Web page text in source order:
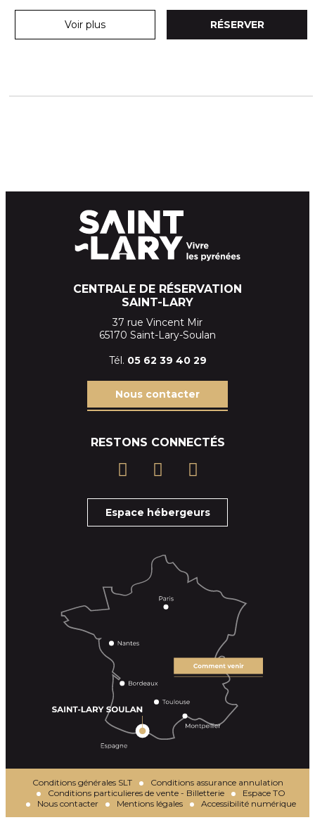
Voir plus RÉSERVER
CENTRALE DE RÉSERVATION
SAINT-LARY
37 rue Vincent Mir
65170 Saint-Lary-Soulan
Tél. 05 62 39 40 29
Nous contacter
RESTONS CONNECTÉS
Espace hébergeurs
Conditions générales SLT
Conditions assurance annulation
Conditions particulieres de vente - Billetterie
Espace TO
Nous contacter
Mentions légales Accessibilité numérique